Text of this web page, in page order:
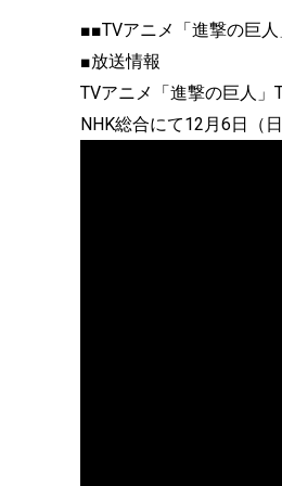
■■TVアニメ「進撃の巨
■放送情報
TVアニメ「進撃の巨人」
NHK総合にて12月6日（